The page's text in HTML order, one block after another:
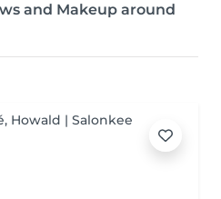
and Makeup around